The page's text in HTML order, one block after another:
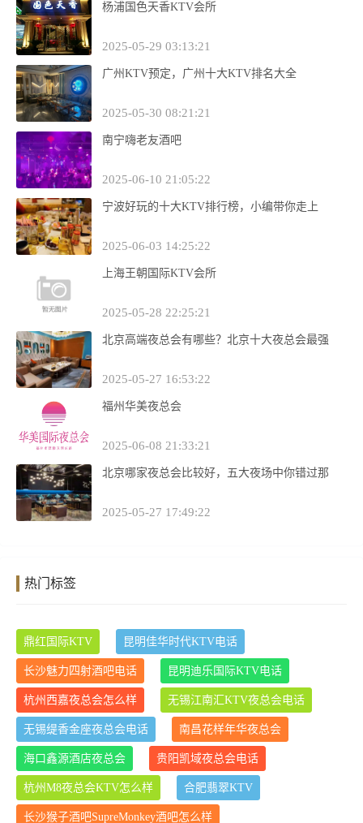
杨浦国色天香KTV会所
2025-05-29 03:13:21
广州KTV预定，广州十大KTV排名大全
2025-05-30 08:21:21
南宁嗨老友酒吧
2025-06-10 21:05:22
宁波好玩的十大KTV排行榜，小编带你走上
2025-06-03 14:25:22
上海王朝国际KTV会所
2025-05-28 22:25:21
北京高端夜总会有哪些？北京十大夜总会最强
2025-05-27 16:53:22
福州华美夜总会
2025-06-08 21:33:21
北京哪家夜总会比较好，五大夜场中你错过那
2025-05-27 17:49:22
热门标签
鼎红国际KTV 昆明佳华时代KTV电话
长沙魅力四射酒吧电话 昆明迪乐国际KTV电话
杭州西嘉夜总会怎么样 无锡江南汇KTV夜总会电话
无锡缇香金座夜总会电话 南昌花样年华夜总会
海口鑫源酒店夜总会 贵阳凯域夜总会电话
杭州M8夜总会KTV怎么样 合肥翡翠KTV
长沙猴子酒吧SupreMonkey酒吧怎么样